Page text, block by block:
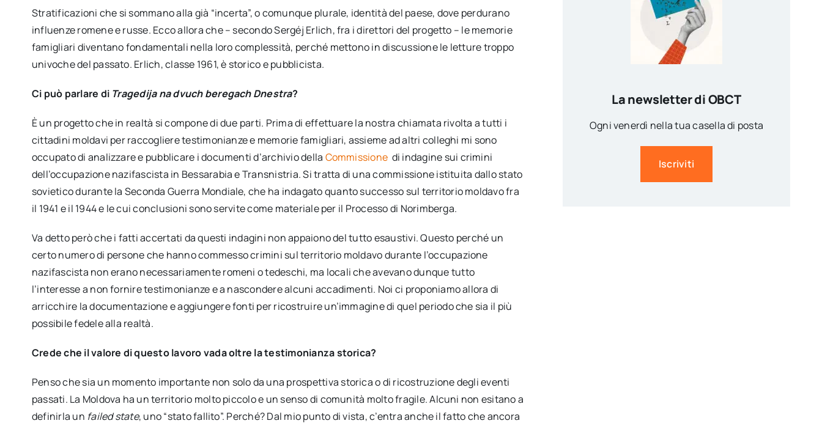
Stratificazioni che si sommano alla già “incerta”, o comunque plurale, identità del paese, dove perdurano
influenze romene e russe. Ecco allora che – secondo Sergéj Erlich, fra i direttori del progetto – le memorie
famigliari diventano fondamentali nella loro complessità, perché mettono in discussione le letture troppo
univoche del passato. Erlich, classe 1961, è storico e pubblicista.
Ci può parlare di Tragedija na dvuch beregach Dnestra?
È un progetto che in realtà si compone di due parti. Prima di effettuare la nostra chiamata rivolta a tutti i
cittadini moldavi per raccogliere testimonianze e memorie famigliari, assieme ad altri colleghi mi sono
occupato di analizzare e pubblicare i documenti d’archivio della Commissione di indagine sui crimini
dell’occupazione nazifascista in Bessarabia e Transnistria. Si tratta di una commissione istituita dallo stato
sovietico durante la Seconda Guerra Mondiale, che ha indagato quanto successo sul territorio moldavo fra
il 1941 e il 1944 e le cui conclusioni sono servite come materiale per il Processo di Norimberga.
Va detto però che i fatti accertati da questi indagini non appaiono del tutto esaustivi. Questo perché un
certo numero di persone che hanno commesso crimini sul territorio moldavo durante l’occupazione
nazifascista non erano necessariamente romeni o tedeschi, ma locali che avevano dunque tutto
l’interesse a non fornire testimonianze e a nascondere alcuni accadimenti. Noi ci proponiamo allora di
arricchire la documentazione e aggiungere fonti per ricostruire un’immagine di quel periodo che sia il più
possibile fedele alla realtà.
Crede che il valore di questo lavoro vada oltre la testimonianza storica?
Penso che sia un momento importante non solo da una prospettiva storica o di ricostruzione degli eventi
passati. La Moldova ha un territorio molto piccolo e un senso di comunità molto fragile. Alcuni non esitano a
definirla un failed state, uno “stato fallito”. Perché? Dal mio punto di vista, c’entra anche il fatto che ancora
La newsletter di OBCT
Ogni venerdì nella tua casella di posta
Iscriviti